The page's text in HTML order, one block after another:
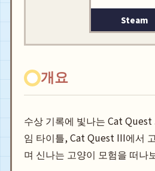
Steam
개요
수상 기록에 빛나는 Cat
임 타이틀, Cat Quest III에서
며 신나는 고양이 모험을 떠나